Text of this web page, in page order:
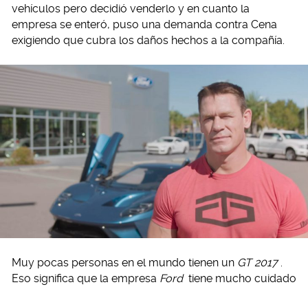
vehículos pero decidió venderlo y en cuanto la
empresa se enteró, puso una demanda contra Cena
exigiendo que cubra los daños hechos a la compañía.
Muy pocas personas en el mundo tienen un GT 2017 .
Eso significa que la empresa Ford tiene mucho cuidado